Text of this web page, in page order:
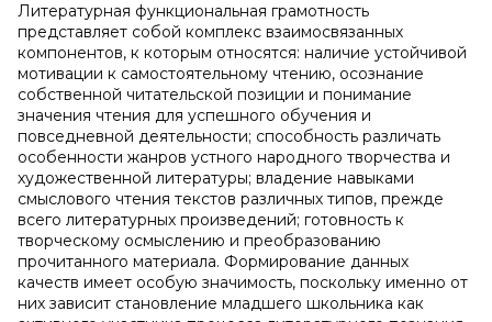
Литературная функциональная грамотность
представляет собой комплекс взаимосвязанных
компонентов, к которым относятся: наличие устойчивой
мотивации к самостоятельному чтению, осознание
собственной читательской позиции и понимание
значения чтения для успешного обучения и
повседневной деятельности; способность различать
особенности жанров устного народного творчества и
художественной литературы; владение навыками
смыслового чтения текстов различных типов, прежде
всего литературных произведений; готовность к
творческому осмыслению и преобразованию
прочитанного материала. Формирование данных
качеств имеет особую значимость, поскольку именно от
них зависит становление младшего школьника как